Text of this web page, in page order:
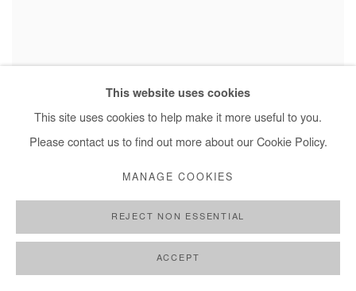
,I LOVE MY DRESS,ACT1
This website uses cookies
This site uses cookies to help make it more useful to you.
Please contact us to find out more about our Cookie Policy.
MANAGE COOKIES
REJECT NON ESSENTIAL
ACCEPT